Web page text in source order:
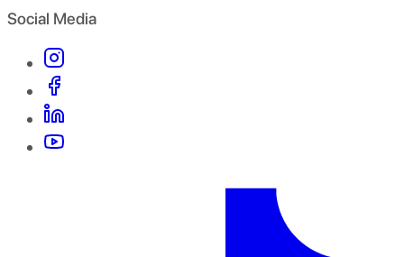
Social Media